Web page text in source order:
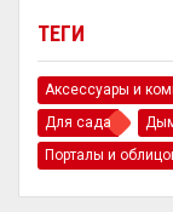
ТЕГИ
Аксессуары и
Для сада
Порталы и